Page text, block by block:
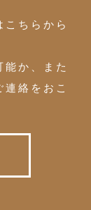
ちらから
か、また
絡をおこ